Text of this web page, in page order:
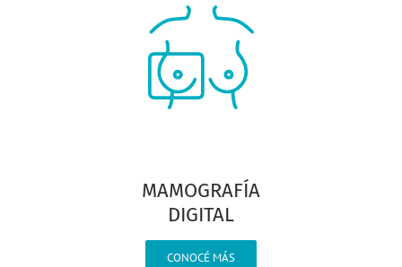
MAMOGRAFÍA
DIGITAL
CONOCÉ MÁS